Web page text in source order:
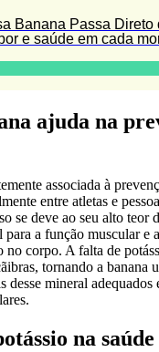
Banana Passa Direto
e saúde em cada
ajuda na
associada à
entre atletas e
se deve ao seu alto teor
a função muscular e
corpo. A falta de
tornando a banana
desse mineral adequados
na